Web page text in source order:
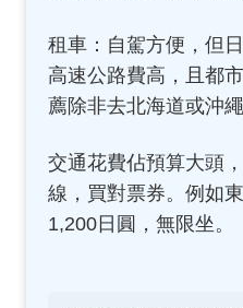
租車：自駕方便，但
高速公路費高，且都
薦除非去北海道或沖
交通花費佔預算大頭
線，買對票券。例如
1,200日圓，無限坐。